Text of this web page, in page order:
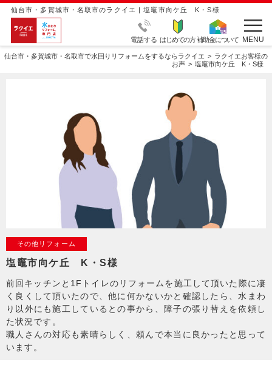
仙台市・多賀城市・名取市のラクイエ | 塩竈市向ケ丘 K・S様
電話する はじめての方補助金について MENU
仙台市・多賀城市・名取市で水回りリフォームをするならラクイエ
ラクイエお客様の
お声
塩竈市向ケ丘 K・S様
その他リフォーム
塩竈市向ケ丘 K・S様
前回キッチンと1Fトイレのリフォームを施工して頂いた際に凄
く良くして頂いたので、他に何かないかと確認したら、水まわ
り以外にも施工しているとの事から、障子の張り替えを依頼し
た状況です。
職人さんの対応も素晴らしく、頼んで本当に良かったと思って
います。